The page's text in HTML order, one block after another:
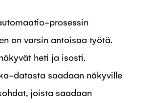
prosessin
on varsin antoisaa työtä.
heti ja isosti.
datasta saadaan näkyville
joista saadaan